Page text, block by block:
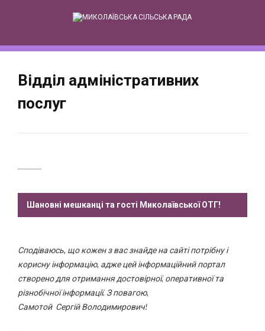
to
Відділ адміністративних
послуг
Шановні мешканці та гості Миколаївської ОТГ!
Сподіваюсь, що кожен з вас знайде на сайті потрібну і
корисну інформацію, адже цей інформаційний портал
створено для отримання достовірної, оперативної та
різнобічної інформації. З повагою,
Самотой Сергій Володимирович!